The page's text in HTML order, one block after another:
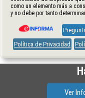
como un elemento más a
y no debe por tanto
Política de Privacidad
Ver